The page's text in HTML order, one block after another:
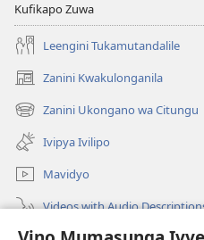
Kufikapo Zuwa
Leengini Tukamutandalile
Zanini Kwakulonganila
(opens
new
window)
Zanini Ukongano wa Citungu
(opens
new
window)
Ivipya Ivilipo
Mavidyo
Videos with Audio